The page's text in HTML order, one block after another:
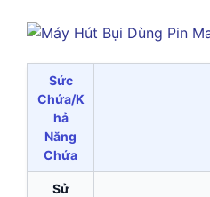
Sức
Chứa/K
hả
Năng
Chứa
Sử